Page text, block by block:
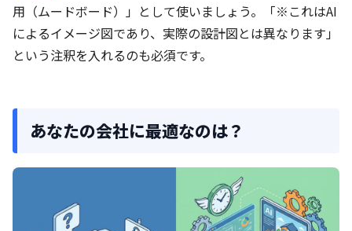
用（ムードボード）」として使いましょう。「※これはAI
によるイメージ図であり、実際の設計図とは異なります」
という注釈を入れるのも必須です。
あなたの会社に最適なのは？